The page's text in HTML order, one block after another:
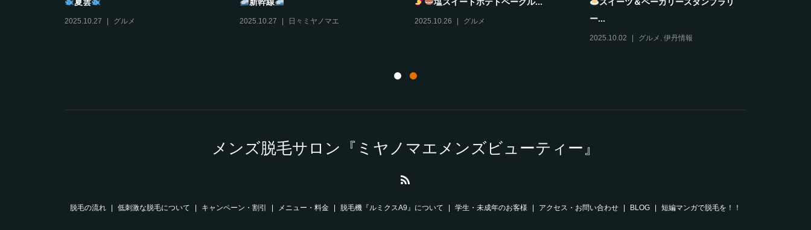
2025.10.27 グルメ 2025.10.27 日々ミヤノマエ 2025.10.26 グルメ
ー...
2025.10.02 グルメ 伊丹情報
メンズ脱毛サロン『ミヤノマエメンズビューティー』
脱毛の流れ 低刺激な脱毛について キャンペーン・割引 メニュー・料金 脱毛機『ルミクスA9』について 学生・未成年のお客様 アクセス・お問い合わせ BLOG 短編マンガで脱毛を！！